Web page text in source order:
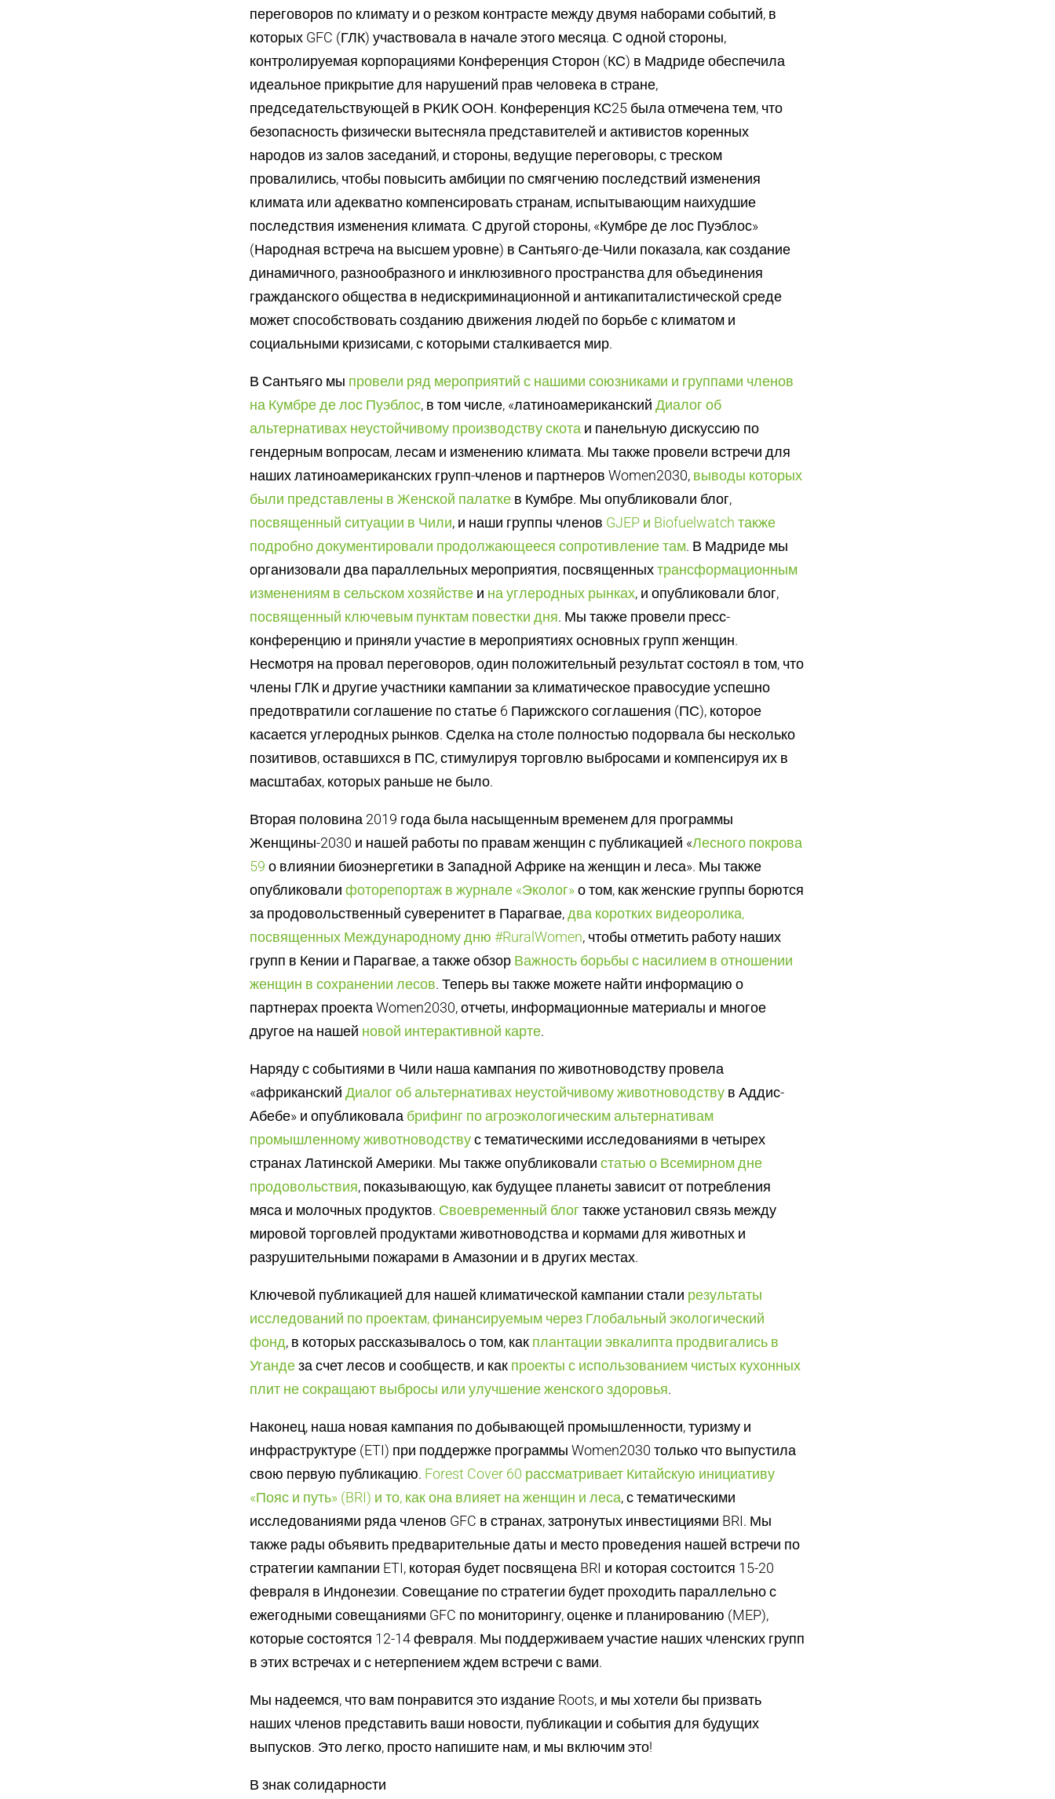
переговоров по климату и о резком контрасте между двумя наборами событий, в
которых GFC (ГЛК) участвовала в начале этого месяца. С одной стороны,
контролируемая корпорациями Конференция Сторон (КС) в Мадриде обеспечила
идеальное прикрытие для нарушений прав человека в стране,
председательствующей в РКИК ООН. Конференция КС25 была отмечена тем, что
безопасность физически вытесняла представителей и активистов коренных
народов из залов заседаний, и стороны, ведущие переговоры, с треском
провалились, чтобы повысить амбиции по смягчению последствий изменения
климата или адекватно компенсировать странам, испытывающим наихудшие
последствия изменения климата. С другой стороны, «Кумбре де лос Пуэблос»
(Народная встреча на высшем уровне) в Сантьяго-де-Чили показала, как создание
динамичного, разнообразного и инклюзивного пространства для объединения
гражданского общества в недискриминационной и антикапиталистической среде
может способствовать созданию движения людей по борьбе с климатом и
социальными кризисами, с которыми сталкивается мир.
В Сантьяго мы провели ряд мероприятий с нашими союзниками и группами членов
на Кумбре де лос Пуэблос, в том числе, «латиноамериканскийДиалог об
альтернативах неустойчивому производству скота и панельную дискуссию по
гендерным вопросам, лесам и изменению климата. Мы также провели встречи для
наших латиноамериканских групп-членов и партнеров Women2030, выводы которых
были представлены в Женской палатке в Кумбре. Мы опубликовали блог,
посвященный ситуации в Чили, и наши группы членов GJEP и Biofuelwatch также
подробно документировали продолжающееся сопротивление там. В Мадриде мы
организовали два параллельных мероприятия, посвященныхтрансформационным
изменениям в сельском хозяйстве и на углеродных рынках, и опубликовали блог,
посвященный ключевым пунктам повестки дня. Мы также провели пресс-
конференцию и приняли участие в мероприятиях основных групп женщин.
Несмотря на провал переговоров, один положительный результат состоял в том, что
члены ГЛК и другие участники кампании за климатическое правосудие успешно
предотвратили соглашение по статье 6 Парижского соглашения (ПС), которое
касается углеродных рынков. Сделка на столе полностью подорвала бы несколько
позитивов, оставшихся в ПС, стимулируя торговлю выбросами и компенсируя их в
масштабах, которых раньше не было.
Вторая половина 2019 года была насыщенным временем для программы
Женщины-2030 и нашей работы по правам женщин с публикацией «Лесного покрова
59 о влиянии биоэнергетики в Западной Африке на женщин и леса». Мы также
опубликовалифоторепортаж в журнале «Эколог»о том, как женские группы борются
за продовольственный суверенитет в Парагвае,два коротких видеоролика,
посвященных Международному дню #RuralWomen, чтобы отметить работу наших
групп в Кении и Парагвае, а также обзор Важность борьбы с насилием в отношении
женщин в сохранении лесов. Теперь вы также можете найти информацию о
партнерах проекта Women2030, отчеты, информационные материалы и многое
другое на нашей новой интерактивной карте.
Наряду с событиями в Чили наша кампания по животноводству провела
«африканскийДиалог об альтернативах неустойчивому животноводству в Аддис-
Абебе» и опубликовала брифинг по агроэкологическим альтернативам
промышленному животноводствус тематическими исследованиями в четырех
странах Латинской Америки. Мы также опубликовалистатью о Всемирном дне
продовольствия, показывающую, как будущее планеты зависит от потребления
мяса и молочных продуктов. Своевременный блог также установил связь между
мировой торговлей продуктами животноводства и кормами для животных и
разрушительными пожарами в Амазонии и в других местах.
Ключевой публикацией для нашей климатической кампании стали результаты
исследований по проектам, финансируемым через Глобальный экологический
фонд, в которых рассказывалось о том, как плантации эвкалипта продвигались в
Угандеза счет лесов и сообществ, и как проекты с использованием чистых кухонных
плит не сокращают выбросы или улучшение женского здоровья.
Наконец, наша новая кампания по добывающей промышленности, туризму и
инфраструктуре (ETI) при поддержке программы Women2030 только что выпустила
свою первую публикацию. Forest Cover 60 рассматривает Китайскую инициативу
«Пояс и путь» (BRI) и то, как она влияет на женщин и леса, с тематическими
исследованиями ряда членов GFC в странах, затронутых инвестициями BRI. Мы
также рады объявить предварительные даты и место проведения нашей встречи по
стратегии кампании ETI, которая будет посвящена BRI и которая состоится 15-20
февраля в Индонезии. Совещание по стратегии будет проходить параллельно с
ежегодными совещаниями GFC по мониторингу, оценке и планированию (MEP),
которые состоятся 12-14 февраля. Мы поддерживаем участие наших членских групп
в этих встречах и с нетерпением ждем встречи с вами.
Мы надеемся, что вам понравится это издание Roots, и мы хотели бы призвать
наших членов представить ваши новости, публикации и события для будущих
выпусков. Это легко, просто напишите нам, и мы включим это!
В знак солидарности